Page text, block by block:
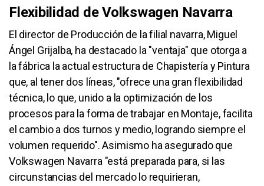
Flexibilidad de Volkswagen Navarra
El director de Producción de la filial navarra, Miguel
Ángel Grijalba, ha destacado la "ventaja" que otorga a
la fábrica la actual estructura de Chapistería y Pintura
que, al tener dos líneas, "ofrece una gran flexibilidad
técnica, lo que, unido a la optimización de los
procesos para la forma de trabajar en Montaje, facilita
el cambio a dos turnos y medio, logrando siempre el
volumen requerido". Asimismo ha asegurado que
Volkswagen Navarra "está preparada para, si las
circunstancias del mercado lo requirieran,